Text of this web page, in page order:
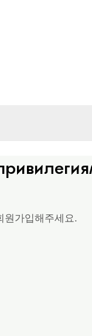
원가입해주세요.